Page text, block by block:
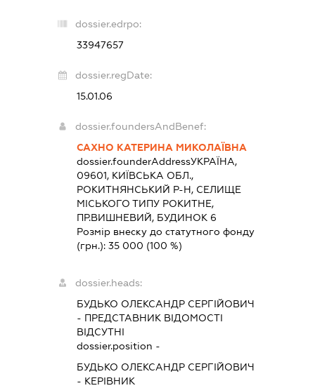
dossier.edrpo:
33947657
dossier.regDate:
15.01.06
dossier.foundersAndBenef:
САХНО КАТЕРИНА МИКОЛАЇВНА
dossier.founderAddressУКРАЇНА,
09601, КИЇВСЬКА ОБЛ.,
РОКИТНЯНСЬКИЙ Р-Н, СЕЛИЩЕ
МІСЬКОГО ТИПУ РОКИТНЕ,
ПР.ВИШНЕВИЙ, БУДИНОК 6
Розмір внеску до статутного фонду
(грн.):35 000 (100 %)
dossier.heads:
БУДЬКО ОЛЕКСАНДР СЕРГІЙОВИЧ
- ПРЕДСТАВНИК ВІДОМОСТІ
ВІДСУТНІ
dossier.position -
БУДЬКО ОЛЕКСАНДР СЕРГІЙОВИЧ
- КЕРІВНИК